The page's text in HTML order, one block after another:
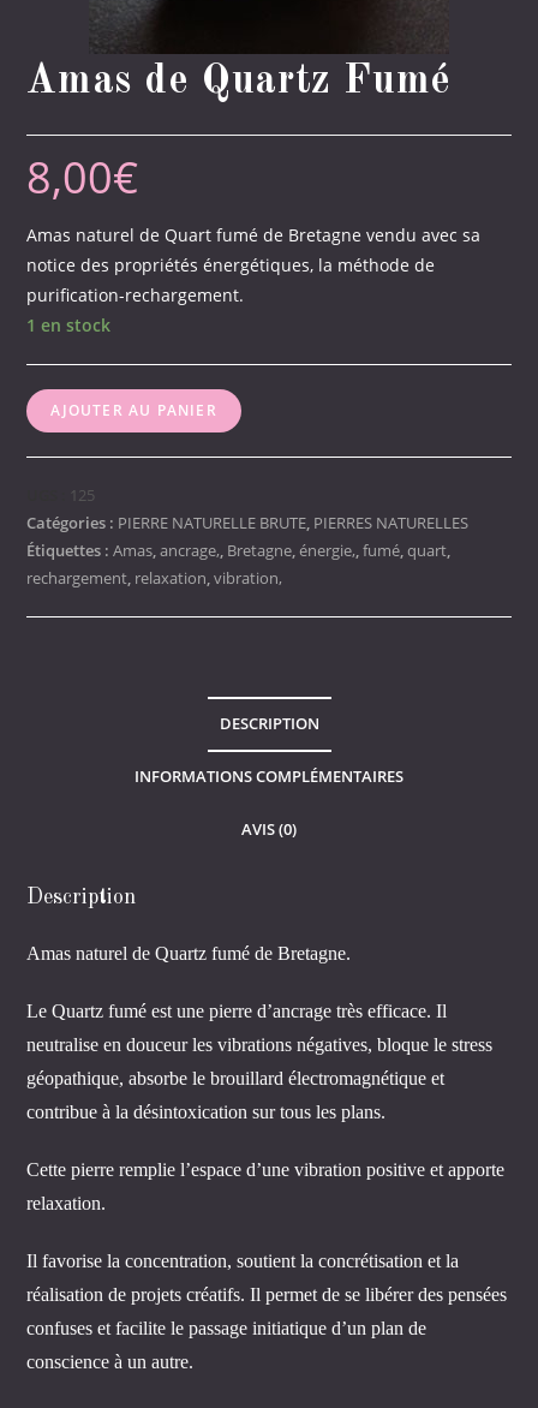
Amas de Quartz Fumé
8,00€
Amas naturel de Quart fumé de Bretagne vendu avec sa
notice des propriétés énergétiques, la méthode de
purification-rechargement.
1 en stock
quantité
de
Amas
Quartz
Fumé
AJOUTER AU PANIER
125
Catégories : PIERRE NATURELLE BRUTE, PIERRES NATURELLES
Étiquettes :Amas,ancrage,, Bretagne,énergie,,fumé,quart,
rechargement, relaxation,vibration,
DESCRIPTION
INFORMATIONS COMPLÉMENTAIRES
AVIS (0)
Description
Amas naturel de Quartz fumé de Bretagne.
Le Quartz fumé est une pierre d’ancrage très efficace. Il
neutralise en douceur les vibrations négatives, bloque le stress
géopathique, absorbe le brouillard électromagnétique et
contribue à la désintoxication sur tous les plans.
Cette pierre remplie l’espace d’une vibration positive et apporte
relaxation.
Il favorise la concentration, soutient la concrétisation et la
réalisation de projets créatifs. Il permet de se libérer des pensées
confuses et facilite le passage initiatique d’un plan de
conscience à un autre.